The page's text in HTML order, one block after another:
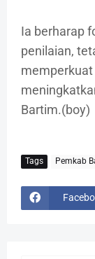
Ia berharap
penilaian,
Bartim.(boy)
Tags Pemkab